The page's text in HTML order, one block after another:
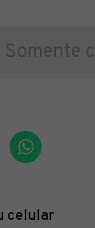
Somente
celular